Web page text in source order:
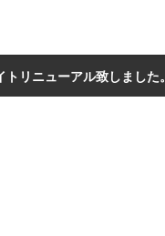
リニューアル致しました。